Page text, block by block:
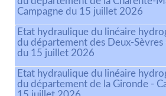
Campagne du 15 juillet 2026
Etat hydraulique du linéaire
du département des Deux-Sèvres
du 15 juillet 2026
Etat hydraulique du linéaire
du département de la Gironde -